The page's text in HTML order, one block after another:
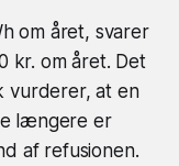
om året, svarer
kr. om året. Det
vurderer, at en
længere er
af refusionen.